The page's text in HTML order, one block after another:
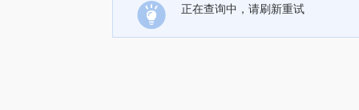
正在查询中，请刷新重试